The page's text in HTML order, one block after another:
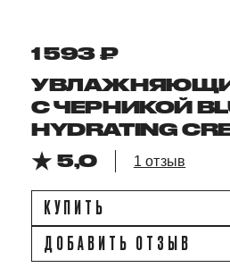
1 593 ₽
С ЧЕРНИКОЙ
HYDRATING
5,0
1 отзыв
КУПИТЬ
ДОБАВИТЬ ОТЗЫВ